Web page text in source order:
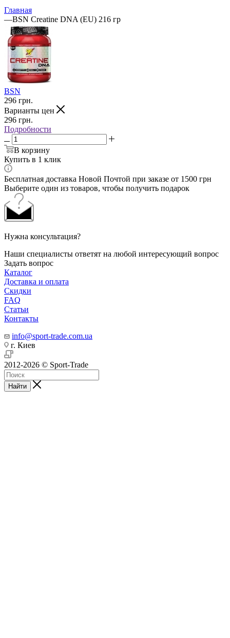
Главная
—BSN Creatine DNA (EU) 216 гр
BSN
296 грн.
Варианты цен
296 грн.
Подробности
В корзину
Купить в 1 клик
Бесплатная доставка Новой Почтой при заказе от 1500 грн
Выберите один из товаров, чтобы получить подарок
Нужна консультация?
Наши специалисты ответят на любой интересующий вопрос
Задать вопрос
Каталог
Доставка и оплата
Скидки
FAQ
Статьи
Контакты
info@sport-trade.com.ua
г. Киев
2012-2026 © Sport-Trade
Найти